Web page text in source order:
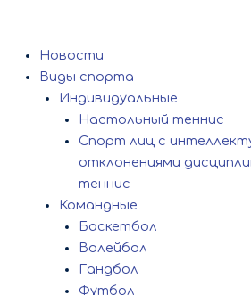
Новости
Виды спорта
Индивидуальные
Настольный теннис
Спорт лиц с
отклонениями
теннис
Командные
Баскетбол
Волейбол
Гандбол
Футбол